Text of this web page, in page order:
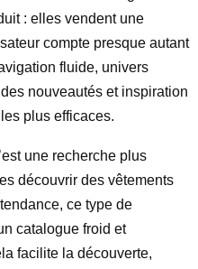
: elles vendent une
compte presque autant
fluide, univers
nouveautés et inspiration
plus efficaces.
une recherche plus
découvrir des vêtements
ce type de
catalogue froid et
facilite la découverte,